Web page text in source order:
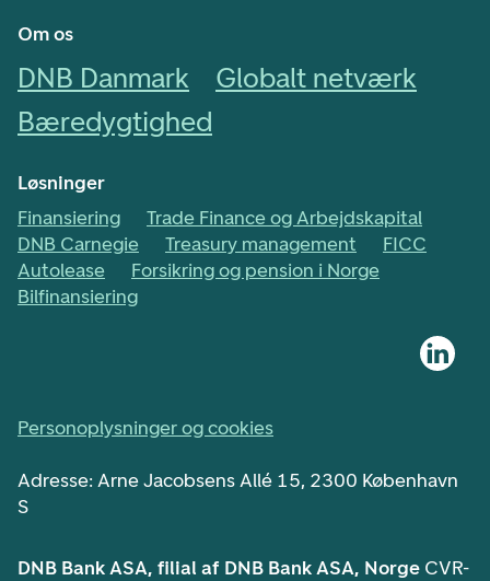
Om os
DNB Danmark
Globalt netværk
Bæredygtighed
Løsninger
Finansiering
Trade Finance og Arbejdskapital
DNB Carnegie
Treasury management
FICC
Autolease
Forsikring og pension i Norge
Bilfinansiering
Personoplysninger og cookies
Adresse: Arne Jacobsens Allé 15, 2300 København
S
DNB Bank ASA, filial af DNB Bank ASA, Norge CVR-